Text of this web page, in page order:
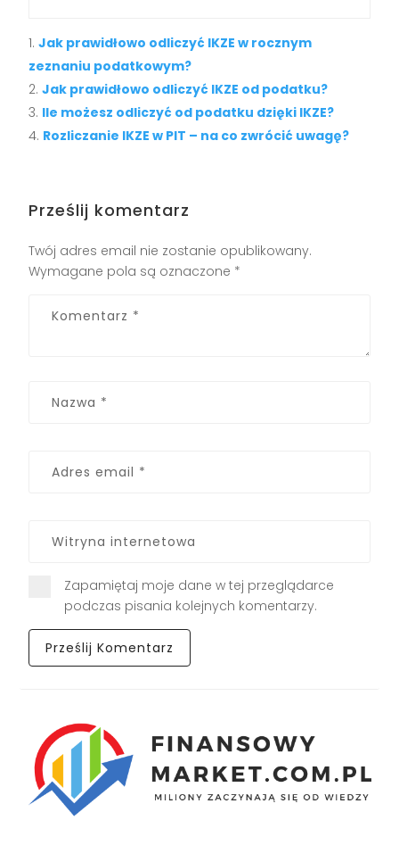
Jak prawidłowo odliczyć IKZE w rocznym
zeznaniu podatkowym?
Jak prawidłowo odliczyć IKZE od podatku?
Ile możesz odliczyć od podatku dzięki IKZE?
Rozliczanie IKZE w PIT – na co zwrócić uwagę?
Prześlij komentarz
Twój adres email nie zostanie opublikowany.
Wymagane pola są oznaczone *
Zapamiętaj moje dane w tej przeglądarce
podczas pisania kolejnych komentarzy.